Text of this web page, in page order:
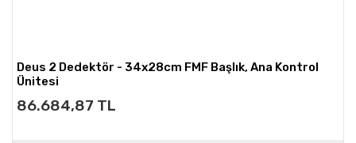
Deus 2 Dedektör - 34x28cm FMF Başlık, Ana Kontrol
Ünitesi
86.684,87 TL